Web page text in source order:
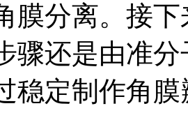
膜分离。接
骤还是由准
稳定制作角